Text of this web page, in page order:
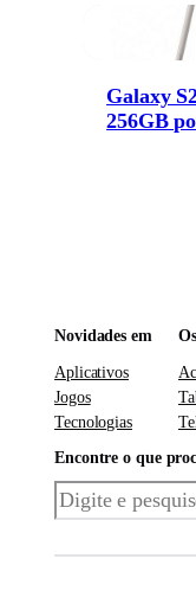
Galaxy
256GB
Novidades em
Aplicativos
Jogos
Tecnologias
Encontre o que
Pesquisar